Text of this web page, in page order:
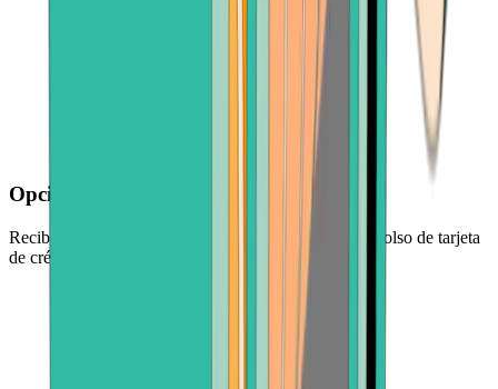
Opciones de pago flexibles
Reciba dinero mediante transferencia bancaria, reembolso de tarjeta
de crédito o aplicación de pago